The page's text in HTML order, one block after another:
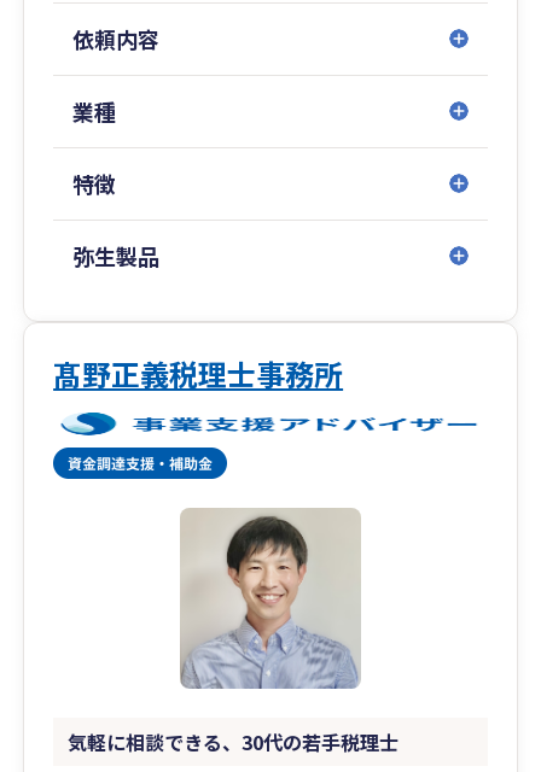
依頼内容
業種
特徴
弥生製品
髙野正義税理士事務所
気軽に相談できる、30代の若手税理士